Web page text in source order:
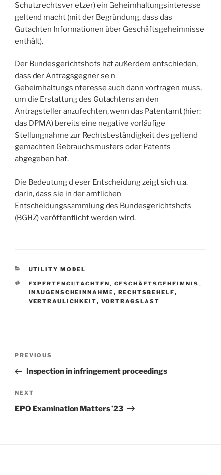
Schutzrechtsverletzer) ein Geheimhaltungsinteresse
geltend macht (mit der Begründung, dass das
Gutachten Informationen über Geschäftsgeheimnisse
enthält).
Der Bundesgerichtshofs hat außerdem entschieden,
dass der Antragsgegner sein
Geheimhaltungsinteresse auch dann vortragen muss,
um die Erstattung des Gutachtens an den
Antragsteller anzufechten, wenn das Patentamt (hier:
das DPMA) bereits eine negative vorläufige
Stellungnahme zur Rechtsbeständigkeit des geltend
gemachten Gebrauchsmusters oder Patents
abgegeben hat.
Die Bedeutung dieser Entscheidung zeigt sich u.a.
darin, dass sie in der amtlichen
Entscheidungssammlung des Bundesgerichtshofs
(BGHZ) veröffentlicht werden wird.
CATEGORIES
UTILITY MODEL
TAGS
EXPERTENGUTACHTEN , GESCHÄFTSGEHEIMNIS ,
INAUGENSCHEINNAHME , RECHTSBEHELF,
VERTRAULICHKEIT, VORTRAGSLAST
Previous
Post
PREVIOUS
Inspection in infringement proceedings
Next
Post
NEXT
EPO Examination Matters ’23